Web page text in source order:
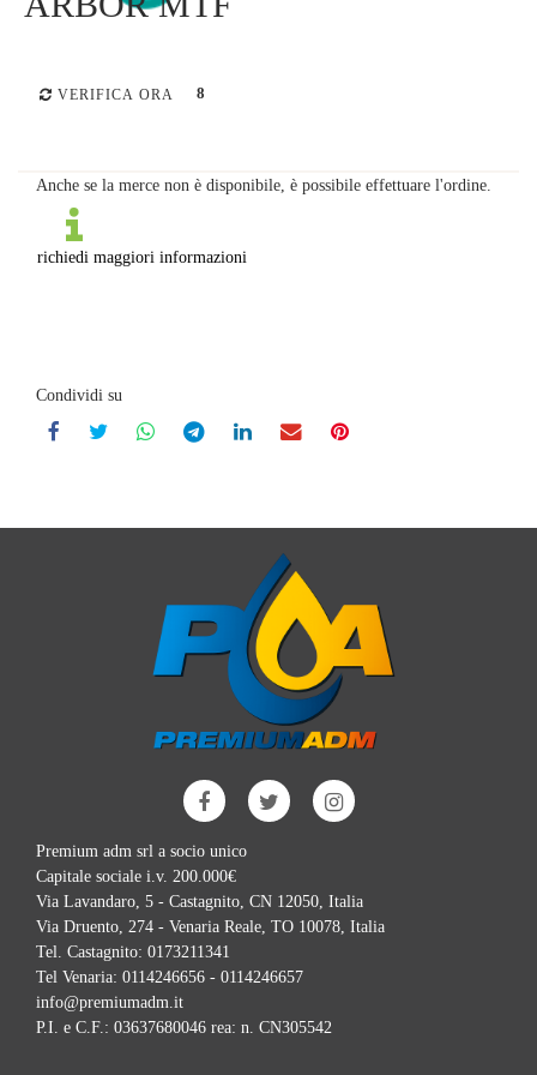
VERIFICA ORA 8
Anche se la merce non è disponibile, è possibile effettuare l'ordine.
richiedi maggiori informazioni
Condividi su
Premium adm srl a socio unico
Capitale sociale i.v. 200.000€
Via Lavandaro, 5 - Castagnito, CN 12050, Italia
Via Druento, 274 - Venaria Reale, TO 10078, Italia
Tel. Castagnito: 0173211341
Tel Venaria: 0114246656 - 0114246657
info@premiumadm.it
P.I. e C.F.: 03637680046 rea: n. CN305542